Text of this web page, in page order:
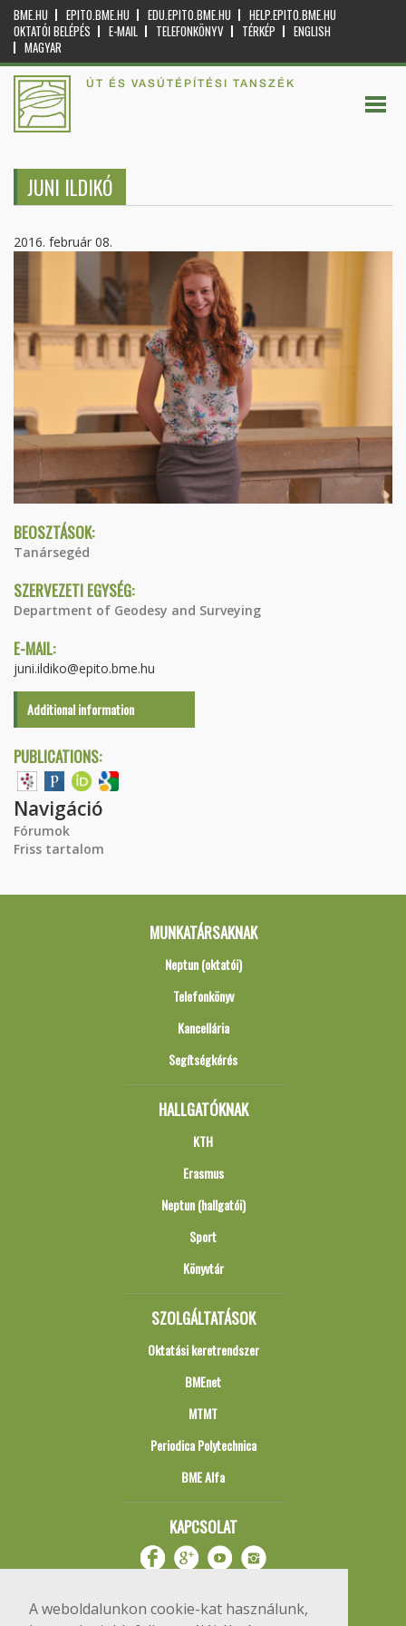
A weboldalunkon cookie-kat használunk,
BME.HU EPITO.BME.HU EDU.EPITO.BME.HU
HELP.EPITO.BME.HU
OKTATÓI BELÉPÉS
E-MAIL TELEFONKÖNYV TÉRKÉP
ENGLISH
MAGYAR
ÚT ÉS VASÚTÉPÍTÉSI TANSZÉK
JUNI ILDIKÓ
2016. február 08.
BEOSZTÁSOK:
Tanársegéd
SZERVEZETI EGYSÉG:
Department of Geodesy and Surveying
E-MAIL:
juni.ildiko@epito.bme.hu
Additional information
PUBLICATIONS:
Navigáció
Fórumok
Friss tartalom
MUNKATÁRSAKNAK
Neptun (oktatói)
Telefonkönyv
Kancellária
Segítségkérés
HALLGATÓKNAK
KTH
Erasmus
Neptun (hallgatói)
Sport
Könyvtár
SZOLGÁLTATÁSOK
Oktatási keretrendszer
BMEnet
MTMT
Periodica Polytechnica
BME Alfa
KAPCSOLAT